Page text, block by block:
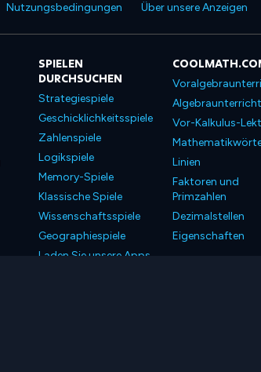
Nutzungsbedingungen Über unsere Anzeigen
SPIELEN
DURCHSUCHEN
Strategiespiele
Geschicklichkeitsspiele
Zahlenspiele
Logikspiele
Memory-Spiele
Klassische Spiele
Wissenschaftsspiele
Geographiespiele
Laden Sie unsere Apps
Algebraunterricht
Vor-Kalkulus-
Linien
Faktoren und
Primzahlen
Dezimalstellen
Eigenschaften